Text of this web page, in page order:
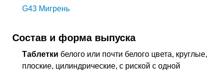
G43 Мигрень
Состав и форма выпуска
Таблетки белого или почти белого цвета, круглые,
плоские, цилиндрические, с риской с одной